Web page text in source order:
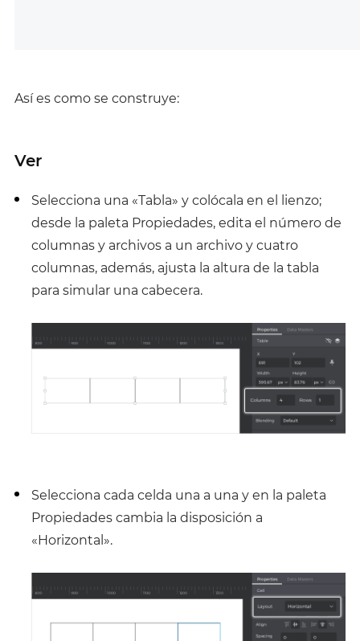
Así es como se construye:
Ver
Selecciona una «Tabla» y colócala en el lienzo;
desde la paleta Propiedades, edita el número de
columnas y archivos a un archivo y cuatro
columnas, además, ajusta la altura de la tabla
para simular una cabecera.
Selecciona cada celda una a una y en la paleta
Propiedades cambia la disposición a
«Horizontal».